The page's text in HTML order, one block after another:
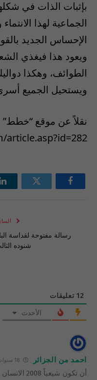
بإثبات الذات في
الجماعية لهذا
الإحساس الجديد
ويعود هذا فيغذي
الطوائف، وهكذا
ويستحيل الجميع
نقلاً عن موقع “خطط”
فيسبوك تويتر
رسالة مفتوحة لقداسة
شنوده
12 تعليقات
الأحدث
احمد من الجزائر 18 سنوات
أن تكون